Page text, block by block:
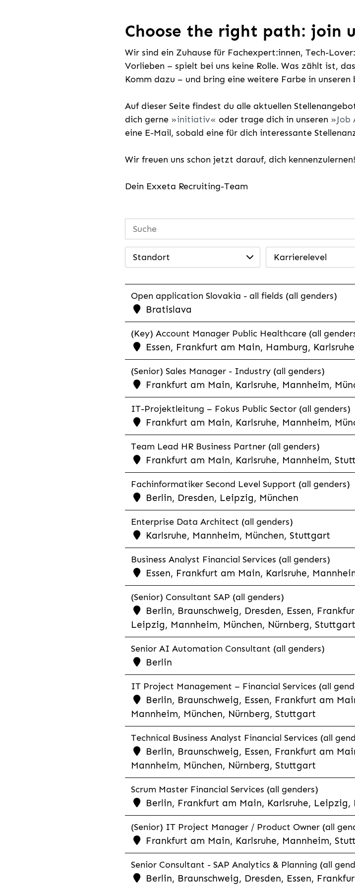
Choose the right path: join
Wir sind ein Zuhause für Fachexpert:innen, Tech-
Vorlieben – spielt bei uns keine Rolle. Was zählt ist,
Komm dazu – und bring eine weitere Farbe in unseren
Auf dieser Seite findest du alle aktuellen
dich gerne
initiativ oder trage dich in unseren Job
eine E-Mail, sobald eine für dich interessante
Wir freuen uns schon jetzt darauf, dich kennenzulernen!
Dein Exxeta Recruiting-Team
Standort Karrierelevel
Open application Slovakia - all fields (all genders)
Bratislava
(Key) Account Manager Public Healthcare (all
Essen, Frankfurt am Main, Hamburg,
(Senior) Sales Manager - Industry (all genders)
Frankfurt am Main, Karlsruhe, Mannheim,
IT-Projektleitung – Fokus Public Sector (all genders)
Frankfurt am Main, Karlsruhe, Mannheim,
Team Lead HR Business Partner (all genders)
Frankfurt am Main, Karlsruhe, Mannheim,
Fachinformatiker Second Level Support (all genders)
Berlin, Dresden, Leipzig, München
Enterprise Data Architect (all genders)
Karlsruhe, Mannheim, München, Stuttgart
Business Analyst Financial Services (all genders)
Essen, Frankfurt am Main, Karlsruhe,
(Senior) Consultant SAP (all genders)
Berlin, Braunschweig, Dresden, Essen,
Leipzig, Mannheim, München, Nürnberg, Stuttgart
Senior AI Automation Consultant (all genders)
Berlin
IT Project Management – Financial Services (all
Berlin, Braunschweig, Essen, Frankfurt am
Mannheim, München, Nürnberg, Stuttgart
Technical Business Analyst Financial Services (all
Berlin, Braunschweig, Essen, Frankfurt am
Mannheim, München, Nürnberg, Stuttgart
Scrum Master Financial Services (all genders)
Berlin, Frankfurt am Main, Karlsruhe,
(Senior) IT Project Manager / Product Owner (all
Frankfurt am Main, Karlsruhe, Mannheim,
Senior Consultant - SAP Analytics & Planning (all
Berlin, Braunschweig, Dresden, Essen,